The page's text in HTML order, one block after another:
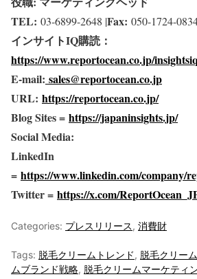
TEL: 03-6899-2648 |Fax: 050-1724-
インサイトIQ購読：
https://www.reportocean.co.jp/insightsiq
E-mail: sales@reportocean.co.jp
URL: https://reportocean.co.jp/
Blog Sites = https://japaninsights.jp/
Social Media:
LinkedIn
= https://www.linkedin.com/company/
Twitter = https://x.com/
Categories: プレスリリース, 消費財
Tags: 脱毛クリームトレンド, 脱毛クリー
ムブランド戦略, 脱毛クリームマーケティ